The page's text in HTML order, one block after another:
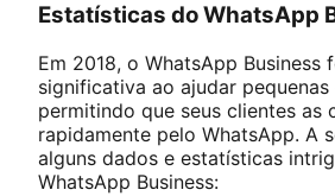
Estatísticas do WhatsApp
Em 2018, o WhatsApp Business
significativa ao ajudar pequenas
permitindo que seus clientes as
rapidamente pelo WhatsApp. A
alguns dados e estatísticas
WhatsApp Business: